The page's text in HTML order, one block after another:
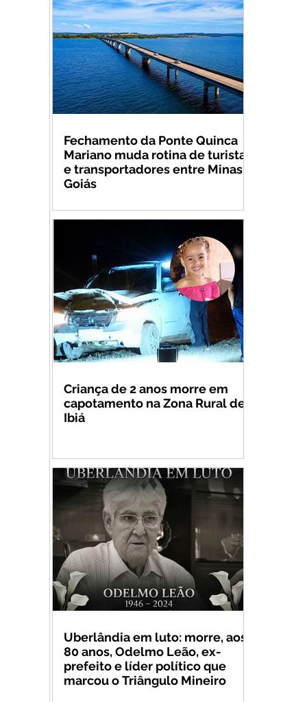
Fechamento da Ponte Quinca
Mariano muda rotina de turistas
e transportadores entre Minas e
Goiás
Criança de 2 anos morre em
capotamento na Zona Rural de
Ibiá
Uberlândia em luto: morre, aos
80 anos, Odelmo Leão, ex-
prefeito e líder político que
marcou o Triângulo Mineiro